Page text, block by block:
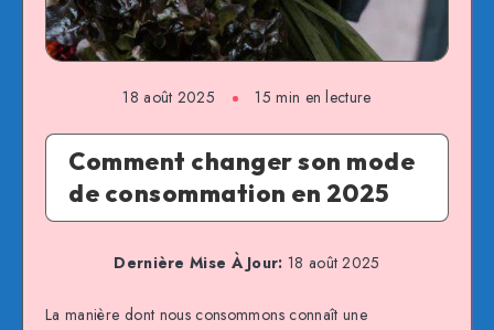
18 août 2025 15 min en lecture
Comment changer son mode
de consommation en 2025
Dernière Mise À Jour: 18 août 2025
La manière dont nous consommons connaît une